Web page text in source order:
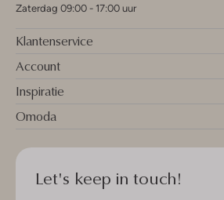
Zaterdag 09:00 - 17:00 uur
Klantenservice
Account
Inspiratie
Omoda
Let's keep in touch!